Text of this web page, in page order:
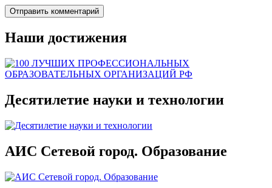
Наши достижения
Десятилетие науки и технологии
АИС Сетевой город. Образование